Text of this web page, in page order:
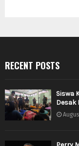
RECENT POSTS
Siswa
Desak